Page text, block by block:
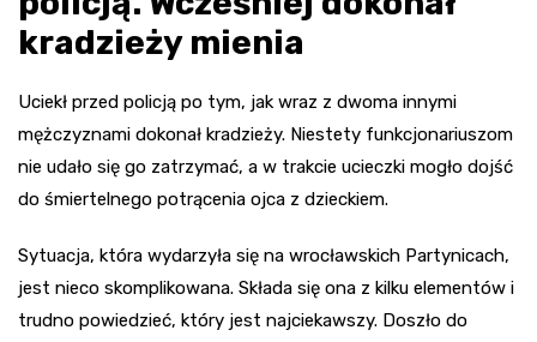
kradzieży mienia
Uciekł przed policją po tym, jak wraz z dwoma innymi
mężczyznami dokonał kradzieży. Niestety funkcjonariuszom
nie udało się go zatrzymać, a w trakcie ucieczki mogło dojść
do śmiertelnego potrącenia ojca z dzieckiem.
Sytuacja, która wydarzyła się na wrocławskich Partynicach,
jest nieco skomplikowana. Składa się ona z kilku elementów i
trudno powiedzieć, który jest najciekawszy. Doszło do